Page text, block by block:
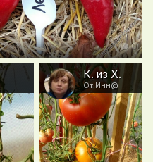
0
К. из Х.
От Инн@